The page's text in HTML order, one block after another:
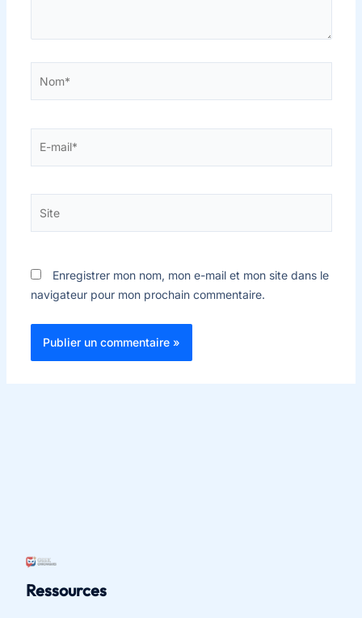
Enregistrer mon nom, mon e-mail et mon site dans le
navigateur pour mon prochain commentaire.
Ressources